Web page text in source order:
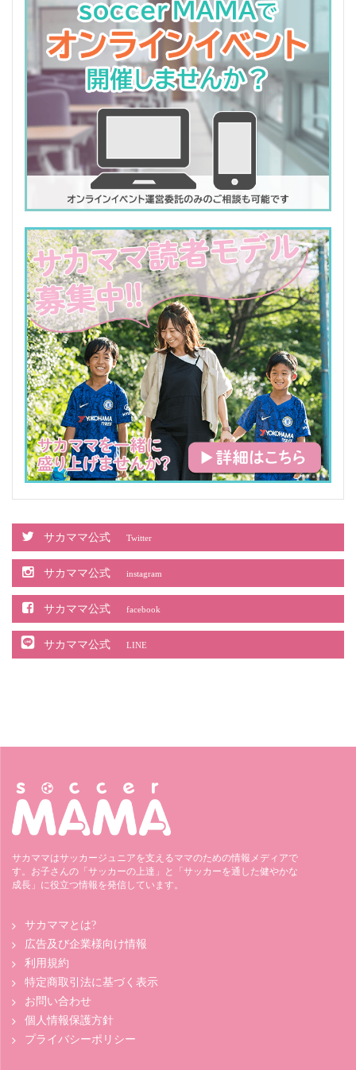
サカママ公式 Twitter
サカママ公式 instagram
サカママ公式 facebook
サカママ公式 LINE
サカママはサッカージュニアを支えるママのための情報メディアで
す。お子さんの「サッカーの上達」と「サッカーを通した健やかな
成長」に役立つ情報を発信しています。
サカママとは?
広告及び企業様向け情報
利用規約
特定商取引法に基づく表示
お問い合わせ
個人情報保護方針
プライバシーポリシー